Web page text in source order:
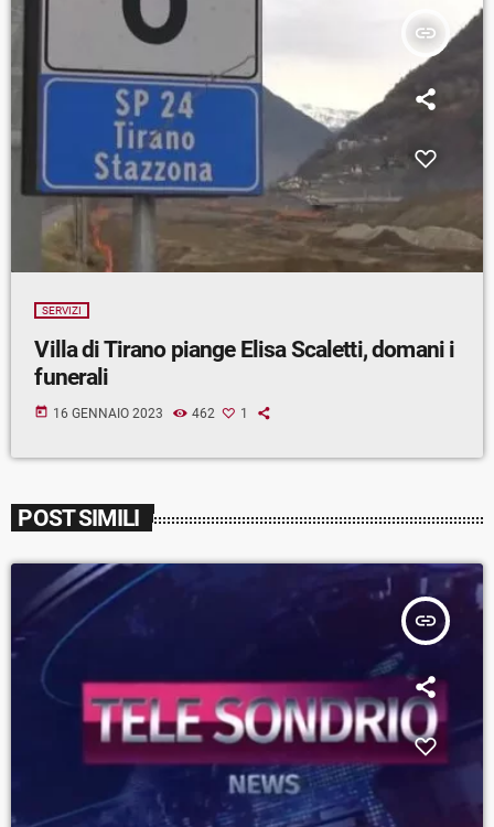
insert_link
SERVIZI
Villa di Tirano piange Elisa Scaletti, domani i
funerali
today 16 GENNAIO 2023 462 1
POST SIMILI
insert_link